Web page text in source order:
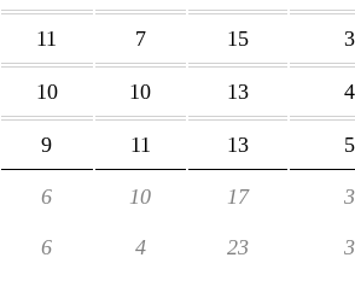
11 7 15
10 10 13
9 11 13
6 10 17
6 4 23